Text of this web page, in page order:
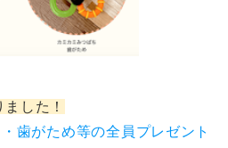
した！
歯がため等の全員プレゼント